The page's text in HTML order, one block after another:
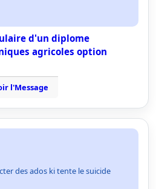
d'un diplome
agricoles option
l'Message
des ados ki tente le suicide